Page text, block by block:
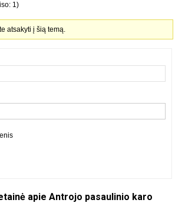
1)
atsakyti į šią temą.
apie Antrojo pasaulinio karo